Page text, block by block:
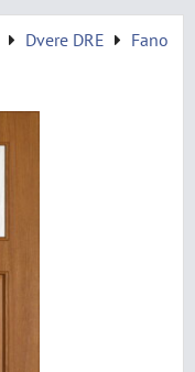
Dvere DRE Fano